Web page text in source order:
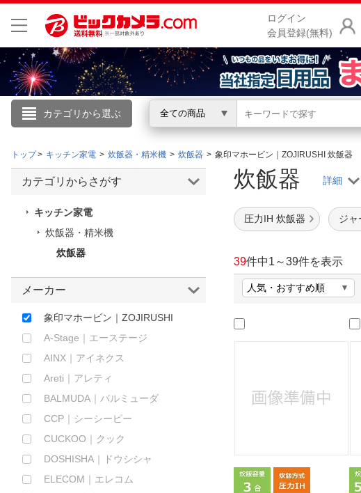
ログイン
会員登録(無料)
カテゴリから選ぶ 全ての商品
こんにちは
ログイン
お知らせ
トップ キッチン家電 炊飯器・精米機 炊飯器 象印マホービン｜ZOJIRUSHI 炊飯器
炊飯器
圧力IH 炊飯器 ジャ
39件中1 ～39件を表示
カテゴリからさがす
キッチン家電
炊飯器・精米機
炊飯器
メーカー
A-Stage｜エーステージ
AINX｜アイネクス
Areti｜アレティ
BALMUDA｜バルミューダ
CCP｜シーシーピー
CUCKOO｜クック
DOSHISHA｜ドウシシャ
ELECOM｜エレコム
象印マホービン｜ZOJIRUSHI